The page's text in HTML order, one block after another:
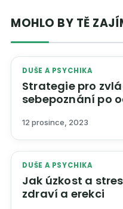
MOHLO BY TĚ
DUŠE A PSYCHIKA
Strategie pro
sebepoznání po
12 prosince, 2023
DUŠE A PSYCHIKA
Jak úzkost a
zdraví a erekci